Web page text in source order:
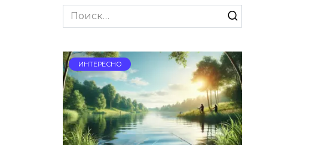
Search
for:
ИНТЕРЕСНО